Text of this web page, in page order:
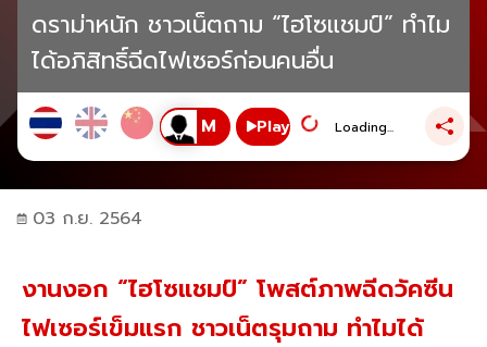
ดราม่าหนัก ชาวเน็ตถาม “ไฮโซแชมป์” ทำไม
ได้อภิสิทธิ์ฉีดไฟเซอร์ก่อนคนอื่น
Play Loading...
03 ก.ย. 2564
งานงอก “ไฮโซแชมป์” โพสต์ภาพฉีดวัคซีน
ไฟเซอร์เข็มแรก ชาวเน็ตรุมถาม ทำไมได้